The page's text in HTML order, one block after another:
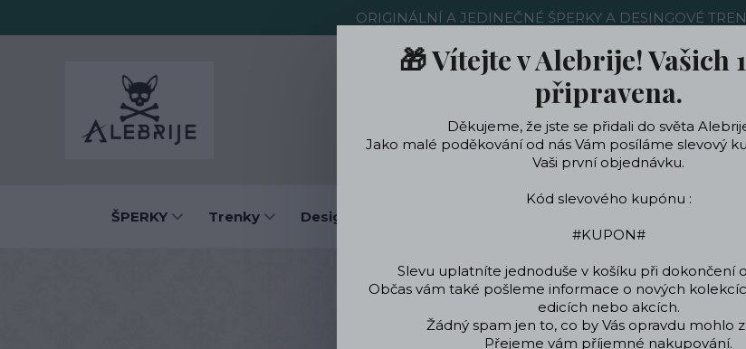
ORIGINÁLNÍ A JEDINEČNÉ ŠPERKY A DESINGOVÉ
Nákup u nás Kontakty Ochrana soukromí
Hledat
ŠPERKY Trenky Designové oblečení a doplňky
Úvod Trenky Dámské trenky Trenky na spaní
Trenky na spaní
🎁 Vítejte v Alebrije! Vašich
připravena.
Děkujeme, že jste se přidali do světa
Jako malé poděkování od nás Vám posíláme slevový
Vaši první objednávku.
Kód slevového kupónu :
#KUPON#
Slevu uplatníte jednoduše v košíku při dokončení
Občas vám také pošleme informace o nových
edicích nebo akcích.
Žádný spam jen to, co by Vás opravdu mohlo
Přejeme vám příjemné nakupování.